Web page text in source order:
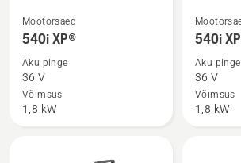
Vaata
rohkem
toote
540i
XP®
Mootorsaed
540i XP®
Aku pinge
36 V
Võimsus
1,8 kW
Vaata
rohkem
toote
540i
XP®
540i
Aku pinge
36 V
Võimsus
1,8 kW